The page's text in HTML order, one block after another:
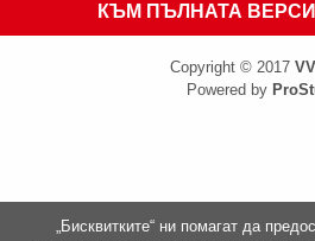
КЪМ ПЪЛНАТА
Copyright © 2017
Powered by
„Бисквитките“ ни помагат да